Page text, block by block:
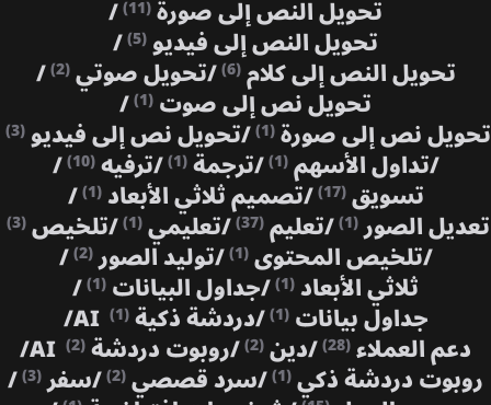
تحويل النص إلى صورة(11)
/
تحويل النص إلى فيديو(5)
/
تحويل النص إلى كلام(6)
/تحويل صوتي(2)
/
تحويل نص إلى صوت (1)
/
تحويل نص إلى صورة(1)
/تحويل نص إلى فيديو(3)
/تداول الأسهم(1)
/ترجمة(1)
/ترفيه(10)
/
تسويق(17)
/تصميم ثلاثي الأبعاد(1)
/
تعديل الصور(1)
/تعليم(37)
/تعليمي(1)
/تلخيص(3)
/تلخيص المحتوى(1)
/توليد الصور(2)
/
ثلاثي الأبعاد(1)
/جداول البيانات (1)
/
جداول بيانات(1)
/دردشة ذكية AI(1)
/
دعم العملاء(28)
/دين(2)
/روبوت دردشة AI(2)
/
روبوت دردشة ذكي(1)
/سرد قصصي(2)
/سفر(3)
/